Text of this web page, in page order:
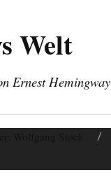
Welt
Ernest Hemingway